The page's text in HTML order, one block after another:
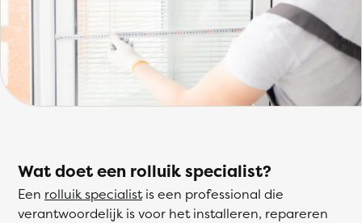
Wat doet een rolluik specialist?
Een rolluik specialistis een professional die
verantwoordelijk is voor het installeren, repareren